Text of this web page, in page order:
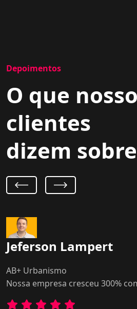
Depoimentos
O que
clientes
dizem
Jeferson Lampert
AB+ Urbanismo
Nossa empresa cresceu 300%